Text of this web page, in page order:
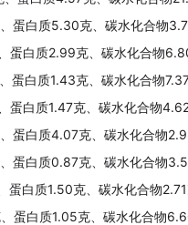
蛋白质5.30克、碳水化合物
蛋白质2.99克、碳水化合物
蛋白质1.43克、碳水化合物
蛋白质1.47克、碳水化合物
蛋白质4.07克、碳水化合物
蛋白质0.87克、碳水化合物
蛋白质1.50克、碳水化合物
蛋白质1.05克、碳水化合物